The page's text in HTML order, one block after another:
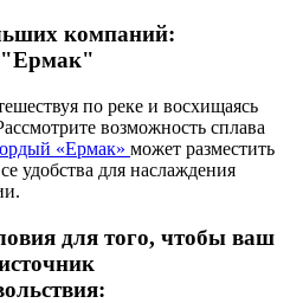
компаний:
"Ермак"
по реке и восхищаясь
возможность сплава
«Ермак» может разместить
удобства для наслаждения
для того, чтобы ваш
в мессенджерах
с небольшой задержкой.
QR с телефона